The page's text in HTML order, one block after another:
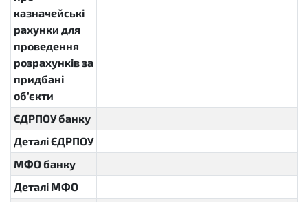
казначейські
рахунки для
проведення
розрахунків за
придбані
об’єкти
ЄДРПОУ банку
Деталі ЄДРПОУ
МФО банку
Деталі МФО